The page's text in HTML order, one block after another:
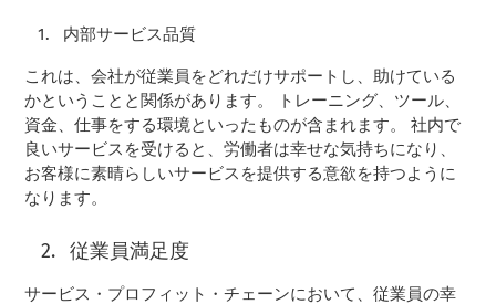
内部サービス品質
これは、会社が従業員をどれだけサポートし、助けている
かということと関係があります。 トレーニング、ツール、
資金、仕事をする環境といったものが含まれます。 社内で
良いサービスを受けると、労働者は幸せな気持ちになり、
お客様に素晴らしいサービスを提供する意欲を持つように
なります。
従業員満足度
サービス・プロフィット・チェーンにおいて、従業員の幸